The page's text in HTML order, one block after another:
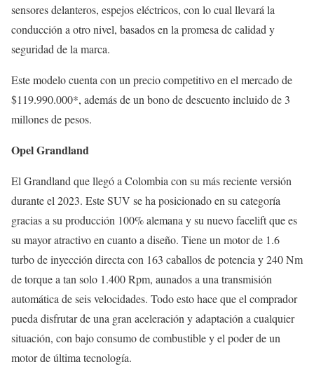
sensores delanteros, espejos eléctricos, con lo cual llevará la
conducción a otro nivel, basados en la promesa de calidad y
seguridad de la marca.
Este modelo cuenta con un precio competitivo en el mercado de
$119.990.000*, además de un bono de descuento incluido de 3
millones de pesos.
Opel Grandland
El Grandland que llegó a Colombia con su más reciente versión
durante el 2023. Este SUV se ha posicionado en su categoría
gracias a su producción 100% alemana y su nuevo facelift que es
su mayor atractivo en cuanto a diseño. Tiene un motor de 1.6
turbo de inyección directa con 163 caballos de potencia y 240 Nm
de torque a tan solo 1.400 Rpm, aunados a una transmisión
automática de seis velocidades. Todo esto hace que el comprador
pueda disfrutar de una gran aceleración y adaptación a cualquier
situación, con bajo consumo de combustible y el poder de un
motor de última tecnología.